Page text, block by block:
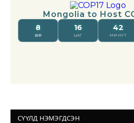
СҮҮЛД НЭМЭГДСЭН